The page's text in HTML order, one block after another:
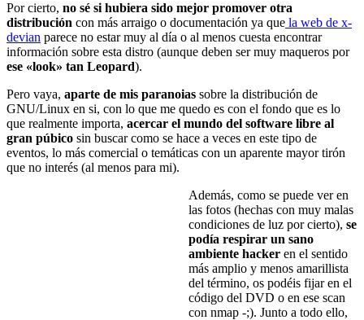
Por cierto, no sé si hubiera sido mejor promover otra
distribución con más arraigo o documentación ya que la web de x-
devian parece no estar muy al día o al menos cuesta encontrar
información sobre esta distro (aunque deben ser muy maqueros por
ese «look» tan Leopard).
Pero vaya, aparte de mis paranoias sobre la distribución de
GNU/Linux en si, con lo que me quedo es con el fondo que es lo
que realmente importa, acercar el mundo del software libre al
gran púbico sin buscar como se hace a veces en este tipo de
eventos, lo más comercial o temáticas con un aparente mayor tirón
que no interés (al menos para mi).
Además, como se puede ver en
las fotos (hechas con muy malas
condiciones de luz por cierto), se
podía respirar un sano
ambiente hacker en el sentido
más amplio y menos amarillista
del término, os podéis fijar en el
código del DVD o en ese scan
con nmap -;). Junto a todo ello,